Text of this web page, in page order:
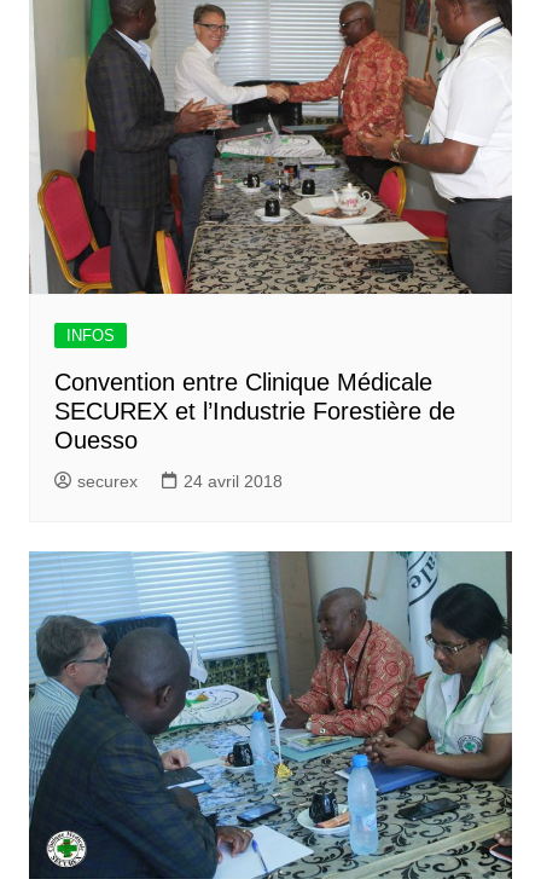
INFOS
Convention entre Clinique Médicale
SECUREX et l’Industrie Forestière de
Ouesso
securex 24 avril 2018